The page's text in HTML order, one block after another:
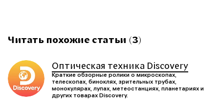
Читать похожие статьи (3)
Оптическая техника Discovery
Краткие обзорные ролики о микроскопах,
телескопах, биноклях, зрительных трубах,
монокулярах, лупах, метеостанциях, планетариях и
других товарах Discovery.